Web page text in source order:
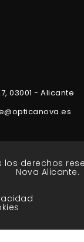
03001 - Alicante
los derechos
Nova Alicante.